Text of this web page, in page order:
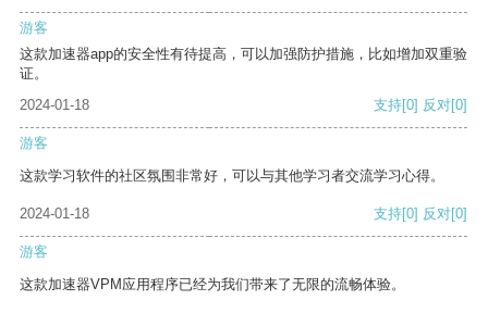
游客
这款加速器app的安全性有待提高，可以加强防护措施，比如增加双重验
证。
2024-01-18
支持[0] 反对[0]
游客
这款学习软件的社区氛围非常好，可以与其他学习者交流学习心得。
2024-01-18 支持[0] 反对[0]
游客
这款加速器VPM应用程序已经为我们带来了无限的流畅体验。